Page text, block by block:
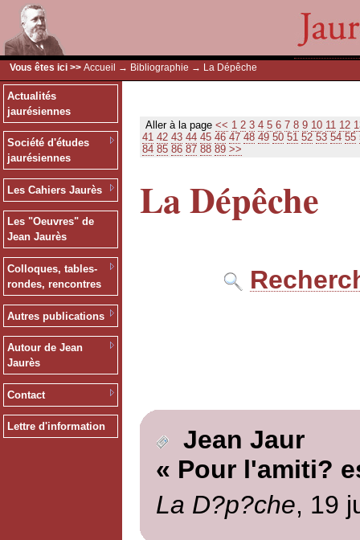
Vous êtes ici >> Accueil → Bibliographie → La Dépêche
Actualités
jaurésiennes
Société d'études
jaurésiennes
Les Cahiers Jaurès
Les "Oeuvres" de
Jean Jaurès
Colloques, tables-
rondes, rencontres
Autres publications
Autour de Jean
Jaurès
Contact
Lettre d'information
Aller à la page << 1 2 3 4 5 6 7 8 9 10 11 12
41 42 43 44 45 46 47 48 49 50 51 52 53 54 55
84 85 86 87 88 89 >>
La Dépêche
Jean Jaur
« Pour l'amiti?
La D?p?che, 19